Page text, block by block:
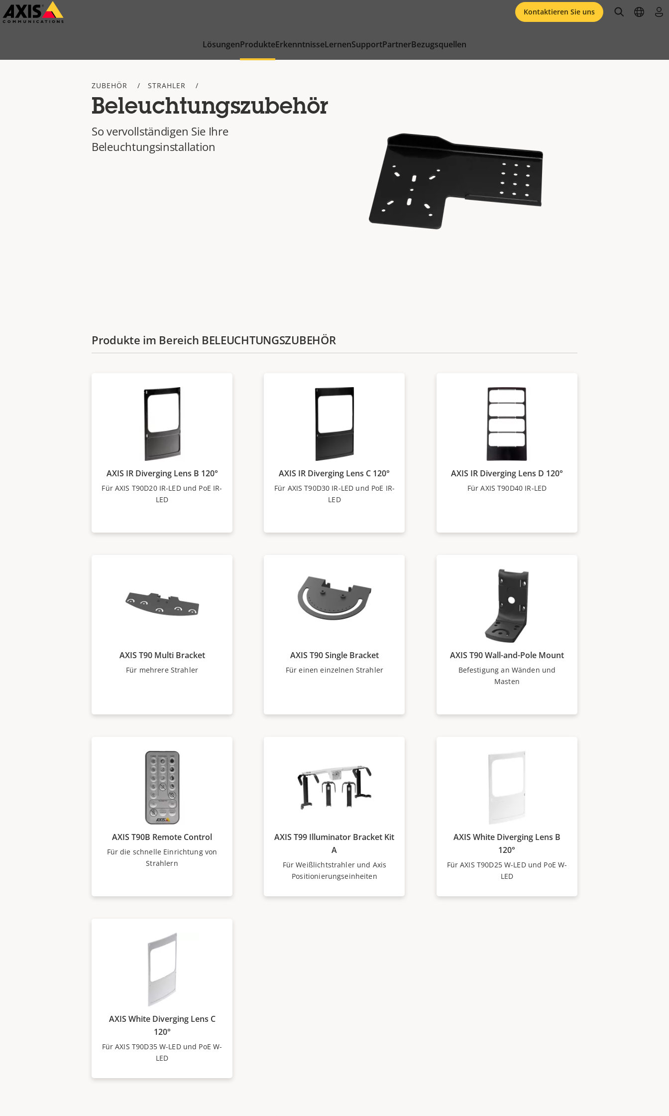
Zum
Hauptinhalt
LösungenProdukteErkenntnisseLernenSupportPartnerBezugsquellen
Kontaktieren Sie uns openopen
ZUBEHÖR STRAHLER
Beleuchtungszubehör
So vervollständigen Sie Ihre
Beleuchtungsinstallation
Produkte im Bereich BELEUCHTUNGSZUBEHÖR
AXIS IR Diverging Lens B 120°
Für AXIS T90D20 IR-LED und PoE IR-
LED
AXIS IR Diverging Lens C 120°
Für AXIS T90D30 IR-LED und PoE IR-
LED
AXIS IR Diverging Lens D 120°
Für AXIS T90D40 IR-LED
AXIS T90 Multi Bracket
Für mehrere Strahler
AXIS T90 Single Bracket
Für einen einzelnen Strahler
AXIS T90 Wall-and-Pole Mount
Befestigung an Wänden und
Masten
AXIS T90B Remote Control
Für die schnelle Einrichtung von
Strahlern
AXIS T99 Illuminator Bracket Kit
A
Für Weißlichtstrahler und Axis
Positionierungseinheiten
AXIS White Diverging Lens B
120°
Für AXIS T90D25 W-LED und PoE W-
LED
AXIS White Diverging Lens C
120°
Für AXIS T90D35 W-LED und PoE W-
LED